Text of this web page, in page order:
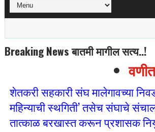
Breaking News बातमी मागील सत्य..!
शेतकरी सहकारी संघ मालेगावच्या
महिन्याची स्थगिती’ तसेच संघाचे
तात्काळ बरखास्त करून प्रशासक